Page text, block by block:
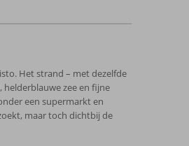
Het strand – met dezelfde
zee en fijne
een supermarkt en
maar toch dichtbij de